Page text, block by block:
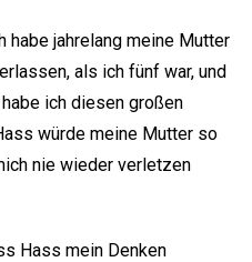
habe jahrelang meine Mutter
als ich fünf war, und
ich diesen großen
würde meine Mutter so
nie wieder verletzen
Hass mein Denken